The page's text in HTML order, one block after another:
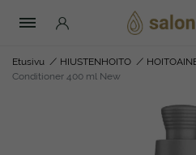
Etusivu / HIUSTENHOITO /
Conditioner 400 ml New